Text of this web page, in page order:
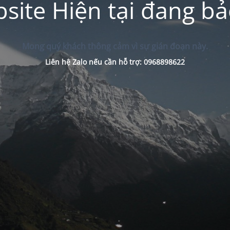
Hiện tại đang
Mong quý khách thông cảm vì sự gián đoạn này.
Liên hệ Zalo nếu cần hỗ trợ: 0968898622